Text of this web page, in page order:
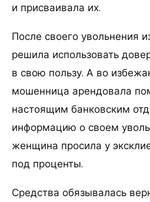
и присваивала их.
После своего увольнения
решила использовать
в свою пользу. А во
мошенница арендовала
настоящим банковским
информацию о своем
женщина просила у
под проценты.
Средства обязывалась